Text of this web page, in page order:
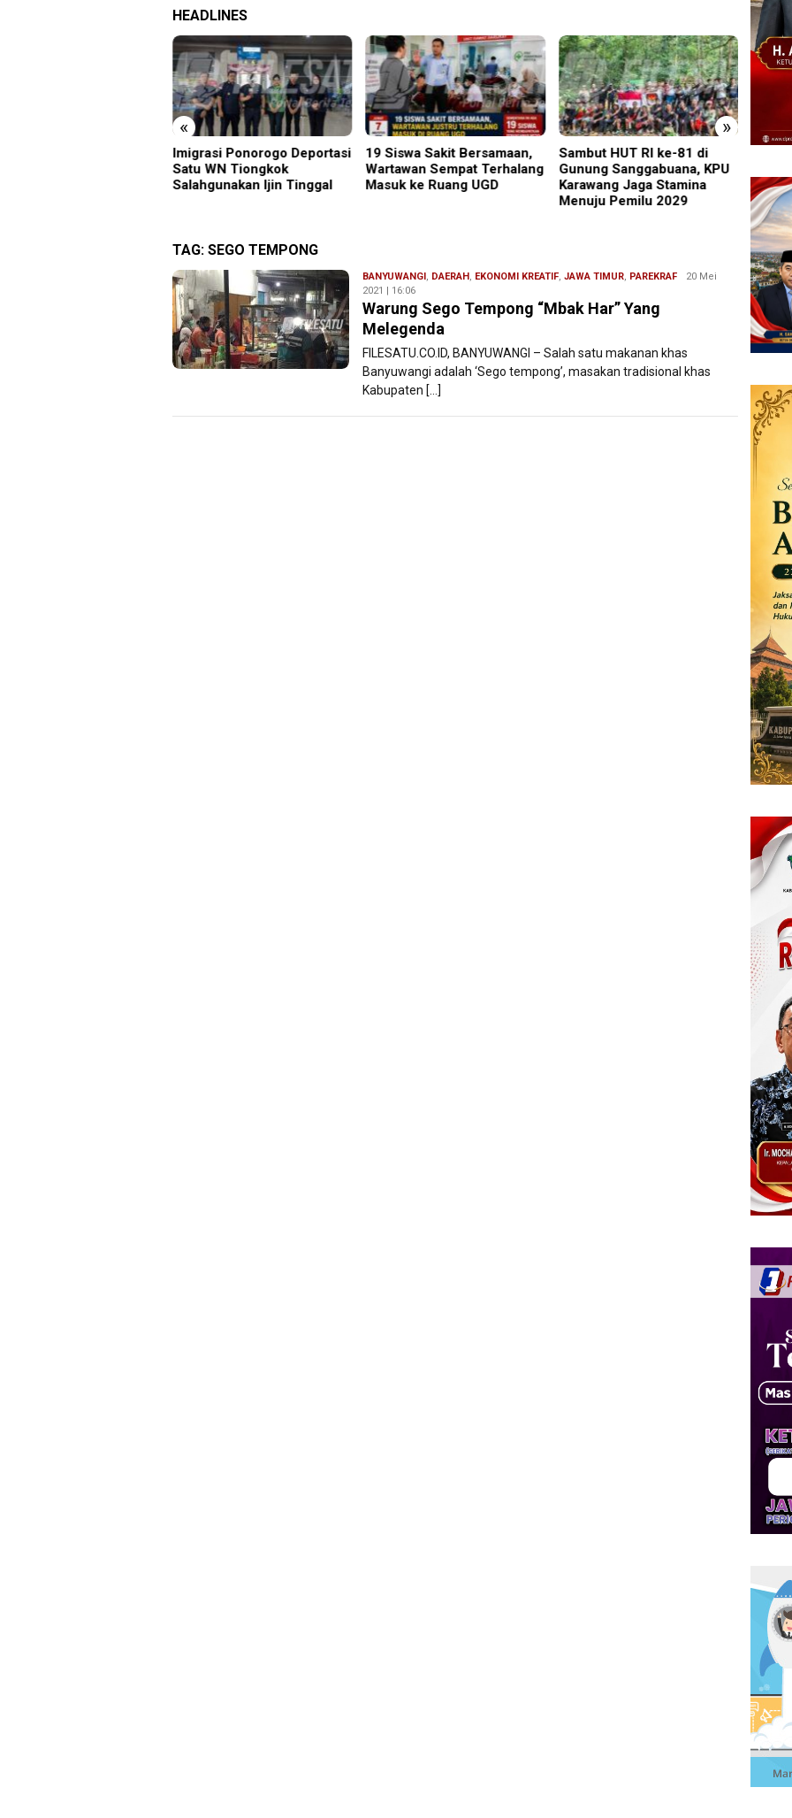
HEADLINES
« »
19 Siswa Sakit Bersamaan,
Wartawan Sempat Terhalang
Masuk ke Ruang UGD
Sambut HUT RI ke-81 di
Gunung Sanggabuana, KPU
Karawang Jaga Stamina
Perkenalkan Diri Lewat
Safari Jumat, Kapolres
Lumajang Ajak Warga Jaga
Kamtibmas
Ajang
TAG: SEGO TEMPONG
BANYUWANGI, DAERAH, EKONOMI KREATIF, JAWA TIMUR, PAREKRAF Budi
20 Mei
2021 | 16:06
Warung Sego Tempong “Mbak Har” Yang
Melegenda
FILESATU.CO.ID, BANYUWANGI – Salah satu makanan khas
Banyuwangi adalah ‘Sego tempong’, masakan tradisional khas
Kabupaten […]